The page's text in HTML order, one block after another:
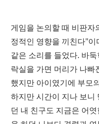
게임을 논의할 때 비판자
정적인 영향을 끼친다"이
같은 소리를 들었다. 바
락실을 가면 머리가 나빠
했지만 아이였기에 부모
하지만 시간이 지나 보니
던 내 친구도 지금은 어